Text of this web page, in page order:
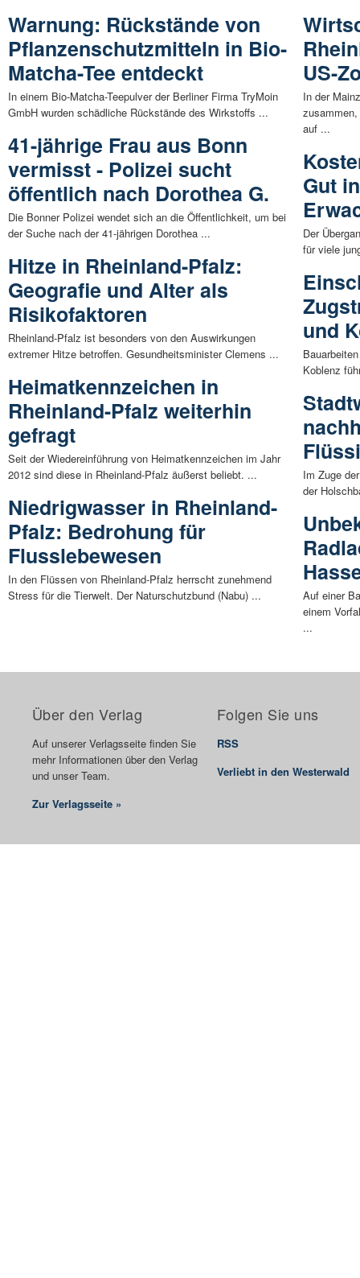
Warnung: Rückstände von
Pflanzenschutzmitteln in Bio-
Matcha-Tee entdeckt
In einem Bio-Matcha-Teepulver der Berliner Firma TryMoin
GmbH wurden schädliche Rückstände des Wirkstoffs ...
41-jährige Frau aus Bonn
vermisst - Polizei sucht
öffentlich nach Dorothea G.
Die Bonner Polizei wendet sich an die Öffentlichkeit, um bei
der Suche nach der 41-jährigen Dorothea ...
Hitze in Rheinland-Pfalz:
Geografie und Alter als
Risikofaktoren
Rheinland-Pfalz ist besonders von den Auswirkungen
extremer Hitze betroffen. Gesundheitsminister Clemens ...
Heimatkennzeichen in
Rheinland-Pfalz weiterhin
gefragt
Seit der Wiedereinführung von Heimatkennzeichen im Jahr
2012 sind diese in Rheinland-Pfalz äußerst beliebt. ...
Niedrigwasser in Rheinland-
Pfalz: Bedrohung für
Flusslebewesen
In den Flüssen von Rheinland-Pfalz herrscht zunehmend
Stress für die Tierwelt. Der Naturschutzbund (Nabu) ...
US-
In der
auf ...
Gut
Der
für viele
und
Koblenz
Im Zuge
der
Auf einer
einem
...
Über den Verlag
Auf unserer Verlagsseite finden Sie
mehr Informationen über den Verlag
und unser Team.
Zur Verlagsseite »
Folgen Sie uns
RSS
Verliebt in den Westerwald